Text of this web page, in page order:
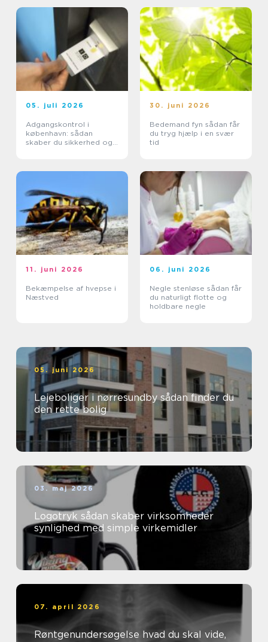
05. juli 2026
Adgangskontrol i
københavn: sådan
skaber du sikkerhed og
30. juni 2026
Bedemand fyn sådan får
du tryg hjælp i en svær
tid
11. juni 2026
Bekæmpelse af hvepse i
Næstved
06. juni 2026
Negle stenløse sådan får
du naturligt flotte og
holdbare negle
05. juni 2026
Lejeboliger i nørresundby sådan finder du
den rette bolig
03. maj 2026
Logotryk sådan skaber virksomheder
synlighed med simple virkemidler
07. april 2026
Røntgenundersøgelse hvad du skal vide,